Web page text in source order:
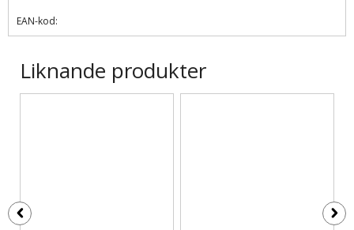
EAN-kod:
Liknande produkter